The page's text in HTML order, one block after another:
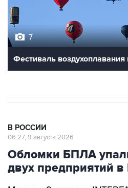
Фестиваль воздухоплавания
Обломки БПЛА
двух предприятий в
Москва. 9 августа.